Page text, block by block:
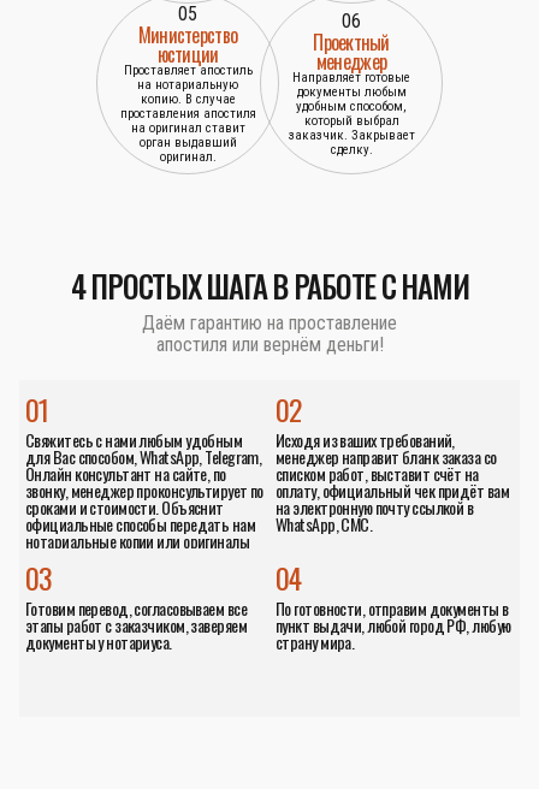
05
Министерство
юстиции
Проставляет апостиль
на нотариальную
копию. В случае
проставления апостиля
на оригинал ставит
орган выдавший
оригинал.
06
Проектный
менеджер
Направляет готовые
документы любым
удобным способом,
который выбрал
заказчик. Закрывает
сделку.
4 ПРОСТЫХ ШАГА В РАБОТЕ С НАМИ
Даём гарантию на проставление
апостиля или вернём деньги!
01
Свяжитесь с нами любым удобным
для Вас способом, WhatsApp, Telegram,
Онлайн консультант на сайте, по
звонку, менеджер проконсультирует по
сроками и стоимости. Объяснит
официальные способы передать нам
нотариальные копии или оригиналы
02
Исходя из ваших требований,
менеджер направит бланк заказа со
списком работ, выставит счёт на
оплату, официальный чек придёт вам
на электронную почту ссылкой в
WhatsApp, СМС.
04
По готовности, отправим документы в
пункт выдачи, любой город РФ, любую
страну мира.
03
Готовим перевод, согласовываем все
этапы работ с заказчиком, заверяем
документы у нотариуса.